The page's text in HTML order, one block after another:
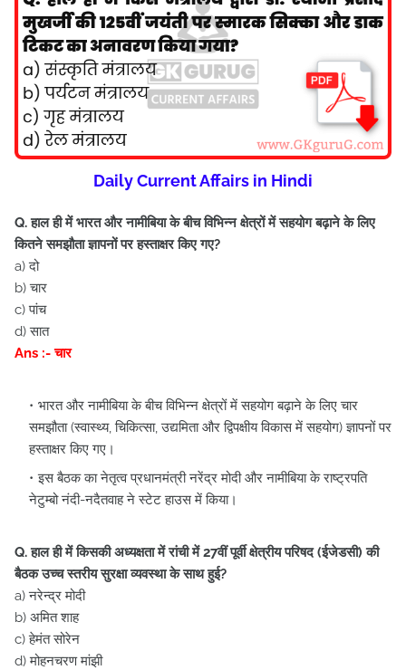
Daily Current Affairs in Hindi
Q. हाल ही में भारत और नामीबिया के बीच विभिन्न क्षेत्रों में सहयोग बढ़ाने के लिए
कितने समझौता ज्ञापनों पर हस्ताक्षर किए गए?
a) दो
b) चार
c) पांच
d) सात
Ans :- चार
भारत और नामीबिया के बीच विभिन्न क्षेत्रों में सहयोग बढ़ाने के लिए चार
समझौता (स्वास्थ्य, चिकित्सा, उद्यमिता और द्विपक्षीय विकास में सहयोग) ज्ञापनों पर
हस्ताक्षर किए गए।
इस बैठक का नेतृत्व प्रधानमंत्री नरेंद्र मोदी और नामीबिया के राष्ट्रपति
नेटुम्बो नंदी-नदैतवाह ने स्टेट हाउस में किया।
Q. हाल ही में किसकी अध्यक्षता में रांची में 27वीं पूर्वी क्षेत्रीय परिषद (ईजेडसी) की
बैठक उच्च स्तरीय सुरक्षा व्यवस्था के साथ हुई?
a) नरेन्द्र मोदी
b) अमित शाह
c) हेमंत सोरेन
d) मोहनचरण मांझी